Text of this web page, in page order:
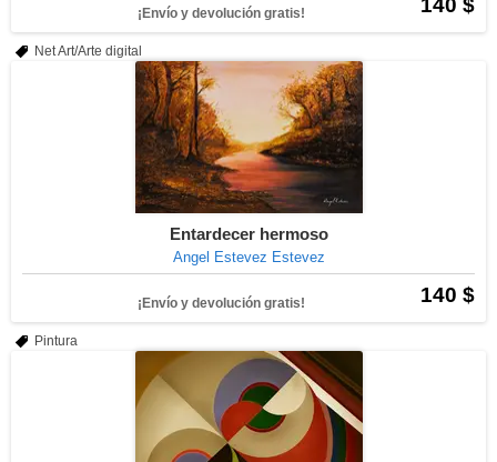
¡Envío y devolución gratis!
Net Art/Arte digital
Entardecer hermoso
Angel Estevez Estevez
140 $
¡Envío y devolución gratis!
Pintura